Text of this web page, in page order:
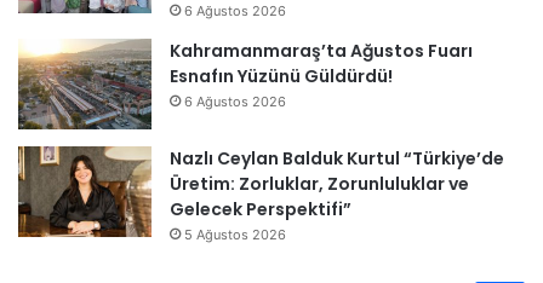
6 Ağustos 2026
Kahramanmaraş’ta Ağustos Fuarı
Esnafın Yüzünü Güldürdü!
6 Ağustos 2026
Nazlı Ceylan Balduk Kurtul “Türkiye’de
Üretim: Zorluklar, Zorunluluklar ve
Gelecek Perspektifi”
5 Ağustos 2026